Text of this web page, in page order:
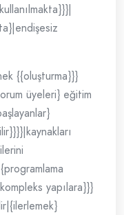
{{oluşturma}}}
üyeleri} eğitim
yapılara}}}